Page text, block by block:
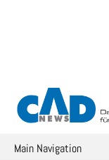
Main Navigation